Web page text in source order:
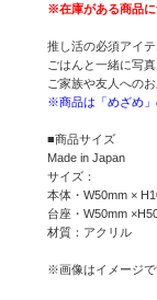
※在庫がある商品に
推し活の必須アイ
ごはんと一緒に写
ご家族や友人への
※商品は「めざめ」
■商品サイズ
Made in Japan
サイズ：
本体・W50mm ×
台座・W50mm
材質：アクリル
※画像はイメージで